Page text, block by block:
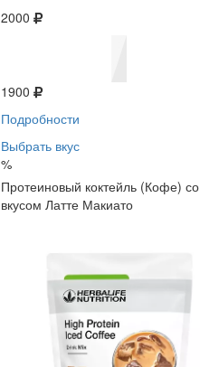
2000
1900
Подробности
Выбрать вкус
%
Протеиновый коктейль (Кофе) со
вкусом Латте Макиато